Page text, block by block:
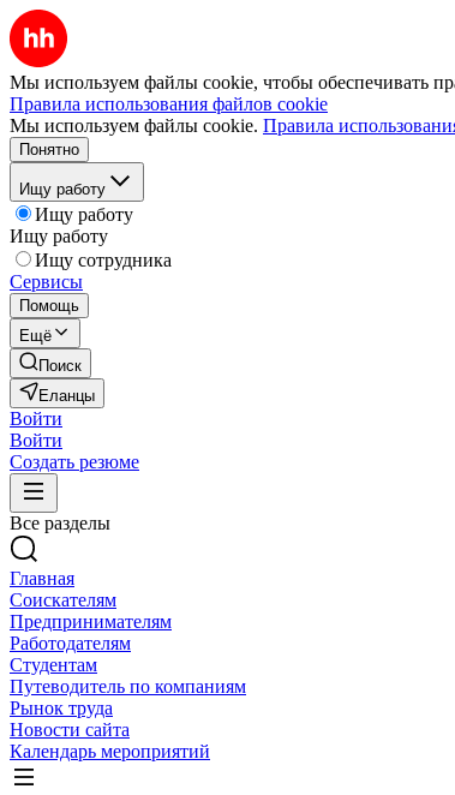
Мы используем файлы cookie, чтобы обеспечивать
Правила использования файлов cookie
Мы используем файлы cookie. Правила
Понятно
Ищу работу
Ищу работу
Ищу работу
Ищу сотрудника
Сервисы
Помощь
Ещё
Поиск
Еланцы
Войти
Войти
Создать резюме
Все разделы
Главная
Соискателям
Предпринимателям
Работодателям
Студентам
Путеводитель по компаниям
Рынок труда
Новости сайта
Календарь мероприятий